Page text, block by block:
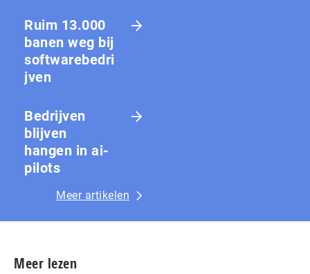
Ruim 13.000
banen weg bij
softwarebedri
jven
Bedrijven
blijven
hangen in ai-
pilots
Meer artikelen
Meer lezen